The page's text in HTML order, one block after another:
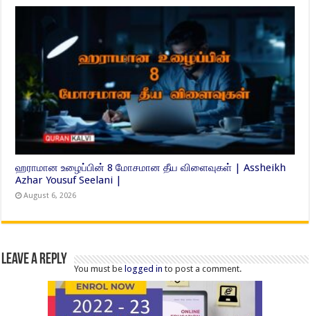
ஹராமான உழைப்பின் 8 மோசமான தீய விளைவுகள் | Assheikh
Azhar Yousuf Seelani |
August 6, 2026
Leave a Reply
You must belogged in to post a comment.